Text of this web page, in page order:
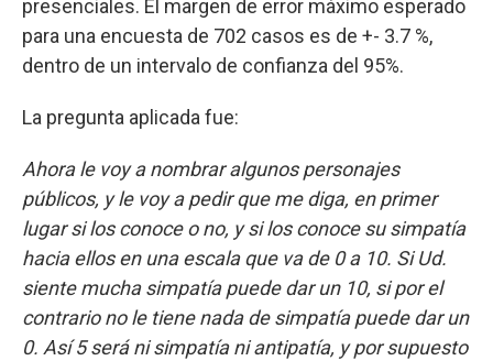
presenciales. El margen de error máximo esperado
para una encuesta de 702 casos es de +- 3.7 %,
dentro de un intervalo de confianza del 95%.
La pregunta aplicada fue:
Ahora le voy a nombrar algunos personajes
públicos, y le voy a pedir que me diga, en primer
lugar si los conoce o no, y si los conoce su simpatía
hacia ellos en una escala que va de 0 a 10. Si Ud.
siente mucha simpatía puede dar un 10, si por el
contrario no le tiene nada de simpatía puede dar un
0. Así 5 será ni simpatía ni antipatía, y por supuesto